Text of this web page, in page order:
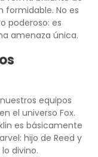
formidable. No es
poderoso: es
amenaza única.
equipos
el universo Fox.
es básicamente
hijo de Reed y
divino.